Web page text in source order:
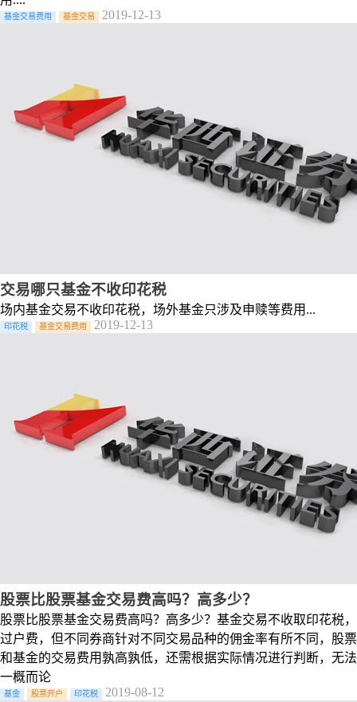
基金交易费用 基金交易 2019-12-13
交易哪只基金不收印花税
场内基金交易不收印花税，场外基金只涉及申赎等费用...
印花税 基金交易费用 2019-12-13
股票比股票基金交易费高吗？高多少？
股票比股票基金交易费高吗？高多少？基金交易不收取印花税，
过户费，但不同券商针对不同交易品种的佣金率有所不同，股票
和基金的交易费用孰高孰低，还需根据实际情况进行判断，无法
一概而论
基金 股票开户 印花税 2019-08-12